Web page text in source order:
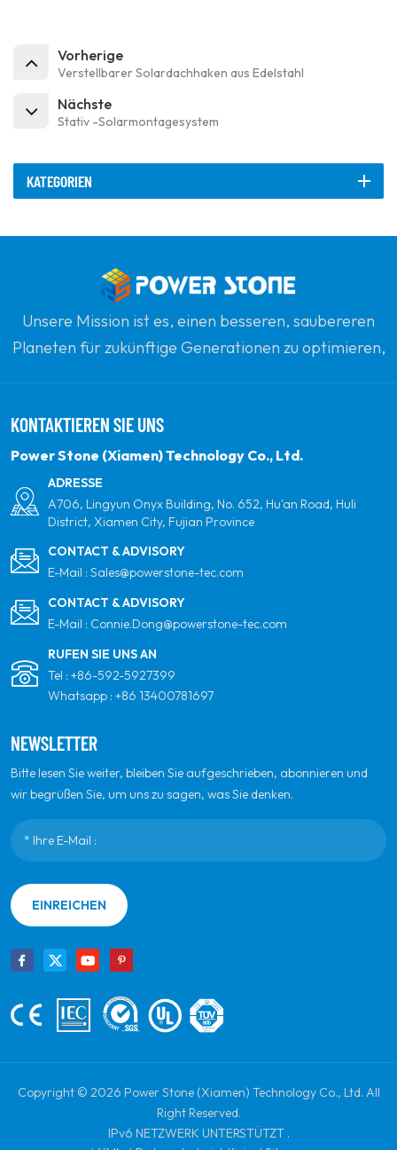
Vorherige
Verstellbarer Solardachhaken aus Edelstahl
Nächste
Stativ -Solarmontagesystem
KATEGORIEN
Unsere Mission ist es, einen besseren, saubereren
Planeten für zukünftige Generationen zu optimieren,
Energieprodukten und Ihrem vertrauenswürdigsten
globalen Partner für Qualität, Professionalität und
KONTAKTIEREN SIE UNS
Power Stone (Xiamen) Technology Co., Ltd.
ADRESSE
A706, Lingyun Onyx Building, No. 652, Hu'an Road, Huli
District, Xiamen City, Fujian Province
CONTACT & ADVISORY
E-Mail : Sales@powerstone-tec.com
CONTACT & ADVISORY
E-Mail : Connie.Dong@powerstone-tec.com
RUFEN SIE UNS AN
Tel : +86-592-5927399
Whatsapp : +86 13400781697
NEWSLETTER
Bitte lesen Sie weiter, bleiben Sie aufgeschrieben, abonnieren und
wir begrüßen Sie, um uns zu sagen, was Sie denken.
EINREICHEN
Copyright © 2026 Power Stone (Xiamen) Technology Co., Ltd. All
Right Reserved.
IPv6 NETZWERK UNTERSTÜTZT .